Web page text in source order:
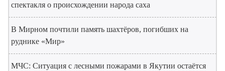
спектакля о происхождении народа саха
В Мирном почтили память шахтёров, погибших на
руднике «Мир»
МЧС: Ситуация с лесными пожарами в Якутии остаётся